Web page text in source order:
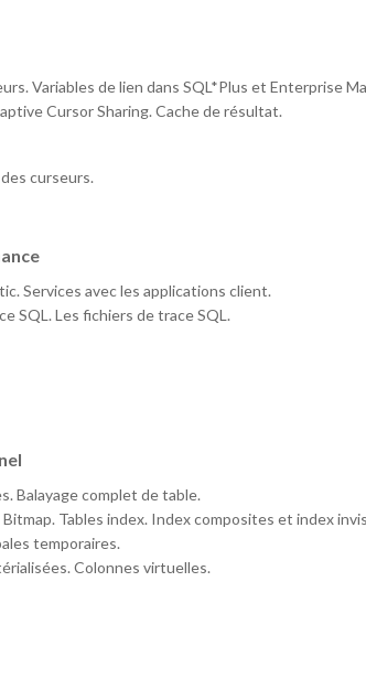
Variables de lien dans SQL*Plus et Enterprise
Cursor Sharing. Cache de résultat.
curseurs.
Services avec les applications client.
SQL. Les fichiers de trace SQL.
Balayage complet de table.
Tables index. Index composites et index
temporaires.
Colonnes virtuelles.